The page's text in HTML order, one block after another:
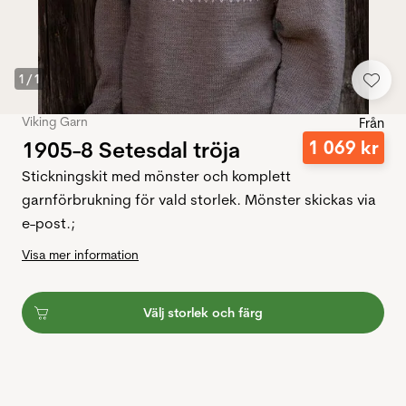
1 /1
Viking Garn
1905-8 Setesdal tröja
Från
1 069 kr
Stickningskit med mönster och komplett
garnförbrukning för vald storlek. Mönster skickas via
e-post.;
Visa mer information
Välj storlek och färg